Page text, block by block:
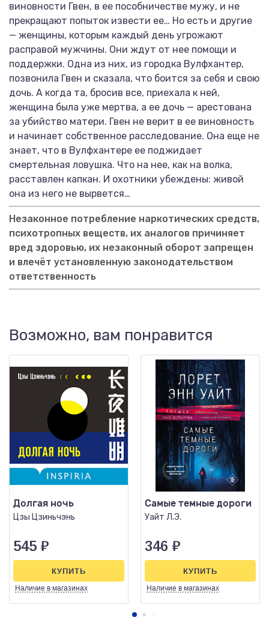
виновности Гвен, в ее пособничестве мужу, и не
прекращают попыток извести ее… Но есть и другие
— женщины, которым каждый день угрожают
расправой мужчины. Они ждут от нее помощи и
поддержки. Одна из них, из городка Вулфхантер,
позвонила Гвен и сказала, что боится за себя и свою
дочь. А когда та, бросив все, приехала к ней,
женщина была уже мертва, а ее дочь — арестована
за убийство матери. Гвен не верит в ее виновность
и начинает собственное расследование. Она еще не
знает, что в Вулфхантере ее поджидает
смертельная ловушка. Что на нее, как на волка,
расставлен капкан. И охотники убеждены: живой
она из него не вырвется…
Незаконное потребление наркотических средств,
психотропных веществ, их аналогов причиняет
вред здоровью, их незаконный оборот запрещен
и влечёт установленную законодательством
ответственность
Возможно, вам понравится
Долгая ночь
Цзы Цзиньчэнь
545 ₽
Наличие в магазинах
КУПИТЬ
Самые темные дороги
Уайт Л.Э.
346 ₽
Наличие в магазинах
КУПИТЬ